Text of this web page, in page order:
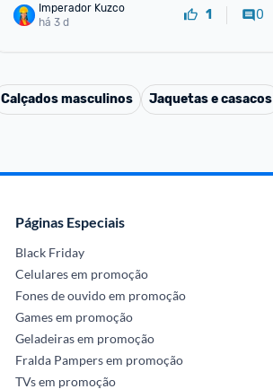
Imperador Kuzco
há 3 d
1 0
Calçados masculinos Jaquetas e casacos
Páginas Especiais
Black Friday
Celulares em promoção
Fones de ouvido em promoção
Games em promoção
Geladeiras em promoção
Fralda Pampers em promoção
TVs em promoção